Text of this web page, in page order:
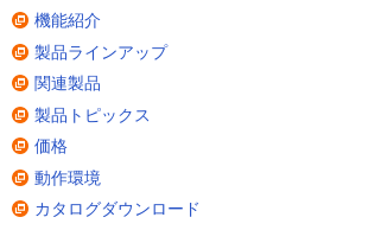
機能紹介
製品ラインアップ
関連製品
製品トピックス
価格
動作環境
カタログダウンロード